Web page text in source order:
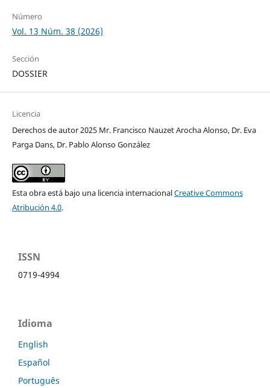
Número
Vol. 13 Núm. 38 (2026)
Sección
DOSSIER
Licencia
Derechos de autor 2025 Mr. Francisco Nauzet Arocha Alonso, Dr. Eva
Parga Dans, Dr. Pablo Alonso González
Esta obra está bajo una licencia internacionalCreative Commons
Atribución 4.0.
ISSN
0719-4994
Idioma
English
Español
Português